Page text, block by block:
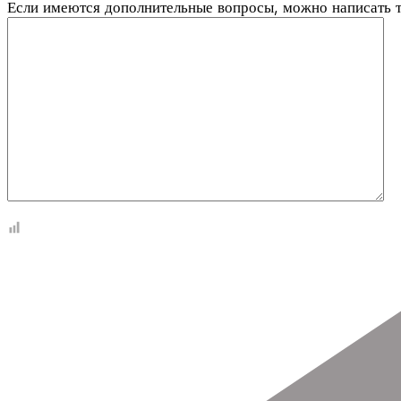
Если имеются дополнительные вопросы, можно написать